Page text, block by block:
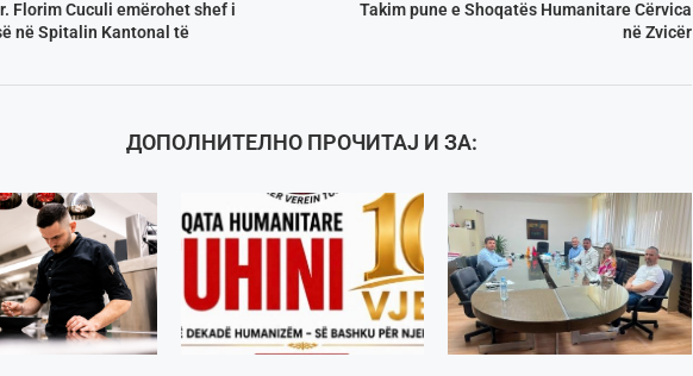
Florim Cuculi emërohet shef i
në Spitalin Kantonal të
Takim pune e Shoqatës Humanitare Cërvica
në Zvicër
ДОПОЛНИТЕЛНО ПРОЧИТАЈ И ЗА: